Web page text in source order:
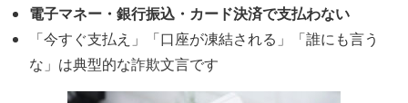
電子マネー・銀行振込・カード決済で支払わない
「今すぐ支払え」「口座が凍結される」「誰にも言う
な」 は典型的な詐欺文言です